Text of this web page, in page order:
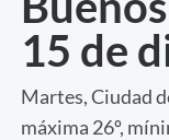
15 de
Martes, Ciudad
máxima 26º,